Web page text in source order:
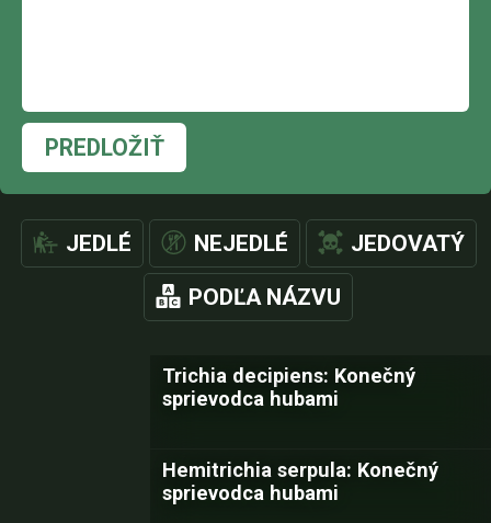
PREDLOŽIŤ
JEDLÉ NEJEDLÉ JEDOVATÝ
PODĽA NÁZVU
Trichia decipiens: Konečný
sprievodca hubami
Hemitrichia serpula: Konečný
sprievodca hubami